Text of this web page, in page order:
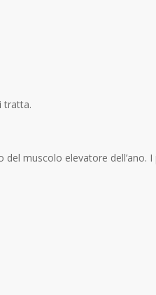
tratta.
muscolo elevatore dell’ano.